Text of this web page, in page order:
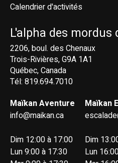
Calendrier d'activités
L'alpha des mordus
2206, boul. des Chenaux
Trois-Rivières, G9A 1A1
Québec, Canada
Tél: 819.694.7010
Maïkan Aventure
info@maikan.ca
Dim 12:00 à 17:00
Lun 9:00 à 17:30
Maïkan
Dim
Lun